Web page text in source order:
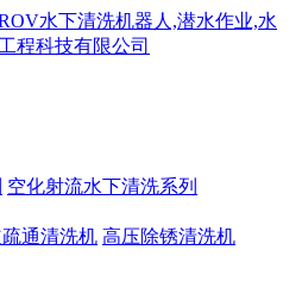
空化射流水下清洗系列
通清洗机 高压除锈清洗机